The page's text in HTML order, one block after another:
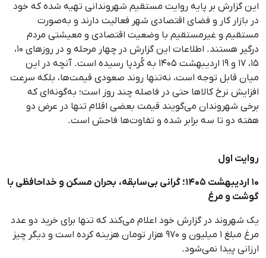
این گزارش بر پایه روایت مستقیم شهروندانی تهیه شده که خود
در بازار کار و فضای اقتصادی شهر فعالیت دارند و به‌صورت
مستقیم و غیرمستقیم با وضعیت اقتصادی و معیشتی مردم
درگیر هستند. اطلاعات این گزارش در چهار مرحله و در روزهای ۱۰،
۱۵، ۱۷ و ۱۹ اردیبهشت ۱۴۰۵ به کُردپا رسیده است. آنچه در این
میان قابل توجه است، نه‌تنها روند صعودی قیمت‌ها، بلکه سرعت
افزایش نرخ کالاها حتی در فاصله چند روز است؛ به‌گونه‌ای که
برخی شهروندان می‌گویند قیمت بعضی اقلام تنها در عرض دو
هفته دو تا سه برابر شده و تفاوت‌ها فاحش است.
روایت اول
۱۰ اردیبهشت ۱۴۰۵؛ گرانی بی‌سابقه، بحران مسکن و خداحافظی با
گوشت و مرغ
یک شهروند در گزارش خود اعلام می‌کند که تنها برای خرید دو عدد
مرغ مبلغ ۱ میلیون و ۹۷۰ هزار تومان هزینه کرده است و دیگر چیز
ارزانی پیدا نمی‌شود.